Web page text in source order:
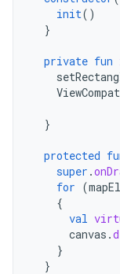
init()
}
private fun
ViewCompat
}
protected
super .
for (
{
val
canvas .
}
}